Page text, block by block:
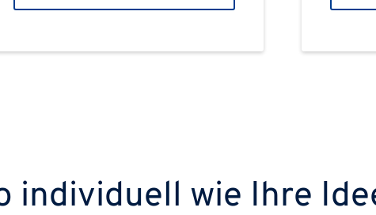
individuell wie Ihre